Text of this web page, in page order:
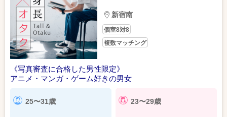
新宿南
個室8対8
複数マッチング
《写真審査に合格した男性限定》
アニメ・マンガ・ゲーム好きの男女
25〜31歳 23〜29歳